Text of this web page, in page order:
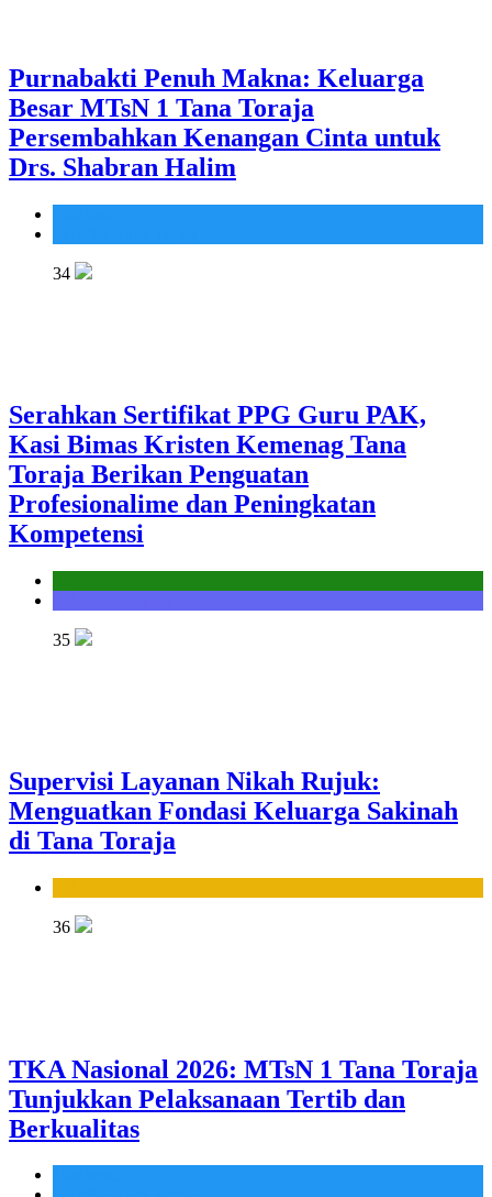
Purnabakti Penuh Makna: Keluarga
Besar MTsN 1 Tana Toraja
Persembahkan Kenangan Cinta untuk
Drs. Shabran Halim
34
Serahkan Sertifikat PPG Guru PAK,
Kasi Bimas Kristen Kemenag Tana
Toraja Berikan Penguatan
Profesionalime dan Peningkatan
Kompetensi
35
Supervisi Layanan Nikah Rujuk:
Menguatkan Fondasi Keluarga Sakinah
di Tana Toraja
36
TKA Nasional 2026: MTsN 1 Tana Toraja
Tunjukkan Pelaksanaan Tertib dan
Berkualitas